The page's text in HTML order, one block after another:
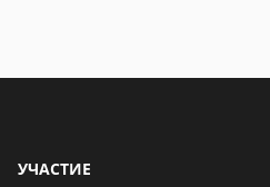
УЧАСТИЕ